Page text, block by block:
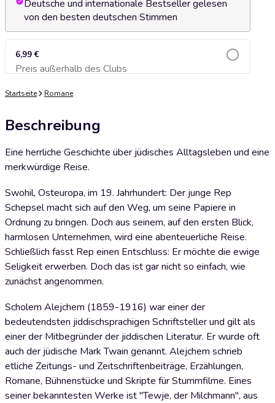
Deutsche und internationale Bestseller gelesen
von den besten deutschen Stimmen
6,99 €
Preis außerhalb des ClubsZum Warenkorb hinzufügen
Startseite Romane
Beschreibung
Eine herrliche Geschichte über jüdisches Alltagsleben und eine
merkwürdige Reise.
Swohil, Osteuropa, im 19. Jahrhundert: Der junge Rep
Schepsel macht sich auf den Weg, um seine Papiere in
Ordnung zu bringen. Doch aus seinem, auf den ersten Blick,
harmlosen Unternehmen, wird eine abenteuerliche Reise.
Schließlich fasst Rep einen Entschluss: Er möchte die ewige
Seligkeit erwerben. Doch das ist gar nicht so einfach, wie
zunächst angenommen.
Scholem Alejchem (1859-1916) war einer der
bedeutendsten jiddischsprachigen Schriftsteller und gilt als
einer der Mitbegründer der jiddischen Literatur. Er wurde oft
auch der jüdische Mark Twain genannt. Alejchem schrieb
etliche Zeitungs- und Zeitschriftenbeiträge, Erzählungen,
Romane, Bühnenstücke und Skripte für Stummfilme. Eines
seiner bekanntesten Werke ist "Tewje, der Milchmann", aus